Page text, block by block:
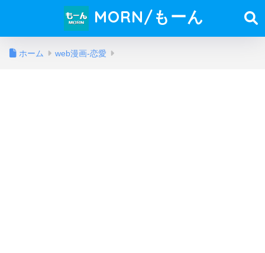
MORN/もーん
ホーム web漫画-恋愛